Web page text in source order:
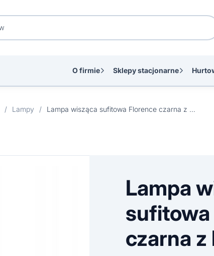
O firmie Sklepy stacjonarne
/ Lampy / Lampa wisząca sufitowa Florence czarna z kryształami
Lampa
sufitowa
czarna z